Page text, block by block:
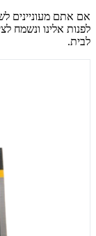
אם אתם מעוניינים
לפנות אלינו ונשמח
לבית.